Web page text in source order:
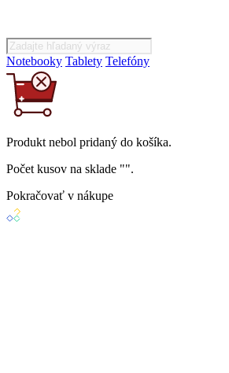
Notebooky Tablety Telefóny
Produkt nebol pridaný do košíka.
Počet kusov na sklade "".
Pokračovať v nákupe